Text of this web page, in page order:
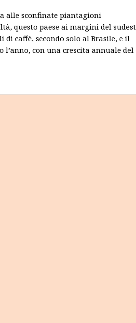
alle sconfinate piantagioni
questo paese ai margini del sudest
caffè, secondo solo al Brasile, e il
con una crescita annuale del